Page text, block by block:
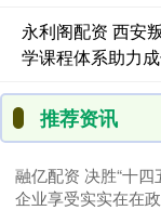
永利阁配资 西安
学课程体系助力
推荐资讯
融亿配资 决胜“十
企业享受实实在在